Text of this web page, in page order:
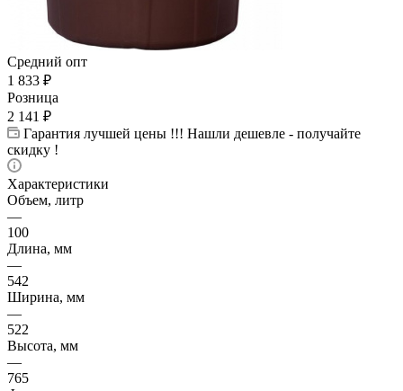
Средний опт
1 833 ₽
Розница
2 141 ₽
Гарантия лучшей цены !!! Нашли дешевле - получайте
скидку !
Характеристики
Объем, литр
—
100
Длина, мм
—
542
Ширина, мм
—
522
Высота, мм
—
765